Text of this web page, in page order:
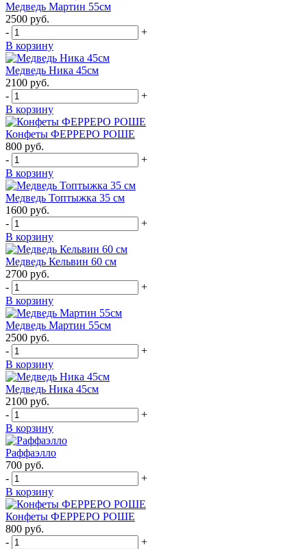
Медведь Мартин 55см
2500 руб.
-
+
В корзину
Медведь Ника 45см
2100 руб.
-
+
В корзину
Конфеты ФЕРРЕРО РОШЕ
800 руб.
-
+
В корзину
Медведь Топтыжка 35 см
1600 руб.
-
+
В корзину
Медведь Кельвин 60 см
2700 руб.
-
+
В корзину
Медведь Мартин 55см
2500 руб.
-
+
В корзину
Медведь Ника 45см
2100 руб.
-
+
В корзину
Раффаэлло
700 руб.
-
+
В корзину
Конфеты ФЕРРЕРО РОШЕ
800 руб.
-
+